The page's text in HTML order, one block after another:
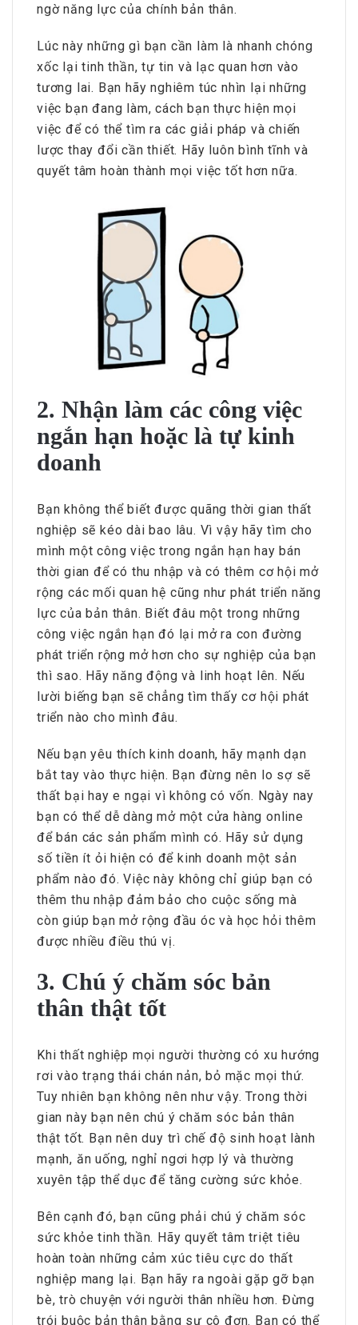
ngờ năng lực của chính bản thân.
Lúc này những gì bạn cần làm là nhanh chóng
xốc lại tinh thần, tự tin và lạc quan hơn vào
tương lai. Bạn hãy nghiêm túc nhìn lại những
việc bạn đang làm, cách bạn thực hiện mọi
việc để có thể tìm ra các giải pháp và chiến
lược thay đổi cần thiết. Hãy luôn bình tĩnh và
quyết tâm hoàn thành mọi việc tốt hơn nữa.
2. Nhận làm các công việc
ngắn hạn hoặc là tự kinh
doanh
Bạn không thể biết được quãng thời gian thất
nghiệp sẽ kéo dài bao lâu. Vì vậy hãy tìm cho
mình một công việc trong ngắn hạn hay bán
thời gian để có thu nhập và có thêm cơ hội mở
rộng các mối quan hệ cũng như phát triển năng
lực của bản thân. Biết đâu một trong những
công việc ngắn hạn đó lại mở ra con đường
phát triển rộng mở hơn cho sự nghiệp của bạn
thì sao. Hãy năng động và linh hoạt lên. Nếu
lười biếng bạn sẽ chẳng tìm thấy cơ hội phát
triển nào cho mình đâu.
Nếu bạn yêu thích kinh doanh, hãy mạnh dạn
bắt tay vào thực hiện. Bạn đừng nên lo sợ sẽ
thất bại hay e ngại vì không có vốn. Ngày nay
bạn có thể dễ dàng mở một cửa hàng online
để bán các sản phẩm mình có. Hãy sử dụng
số tiền ít ỏi hiện có để kinh doanh một sản
phẩm nào đó. Việc này không chỉ giúp bạn có
thêm thu nhập đảm bảo cho cuộc sống mà
còn giúp bạn mở rộng đầu óc và học hỏi thêm
được nhiều điều thú vị.
3. Chú ý chăm sóc bản
thân thật tốt
Khi thất nghiệp mọi người thường có xu hướng
rơi vào trạng thái chán nản, bỏ mặc mọi thứ.
Tuy nhiên bạn không nên như vậy. Trong thời
gian này bạn nên chú ý chăm sóc bản thân
thật tốt. Bạn nên duy trì chế độ sinh hoạt lành
mạnh, ăn uống, nghỉ ngơi hợp lý và thường
xuyên tập thể dục để tăng cường sức khỏe.
Bên cạnh đó, bạn cũng phải chú ý chăm sóc
sức khỏe tinh thần. Hãy quyết tâm triệt tiêu
hoàn toàn những cảm xúc tiêu cực do thất
nghiệp mang lại. Bạn hãy ra ngoài gặp gỡ bạn
bè, trò chuyện với người thân nhiều hơn. Đừng
trói buộc bản thân bằng sự cô đơn. Bạn có thể